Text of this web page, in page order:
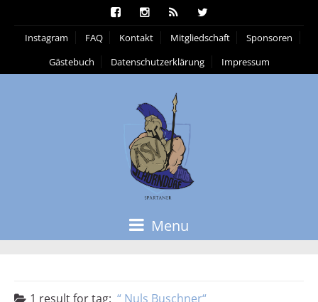
Instagram FAQ Kontakt Mitgliedschaft
Sponsoren
Gästebuch
Datenschutzerklärung Impressum
Menu
1 result fortag: Nuls Buschner